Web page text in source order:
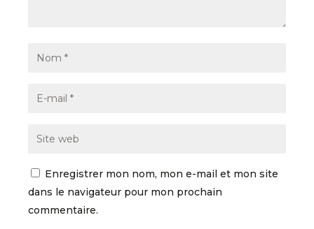
Enregistrer mon nom, mon e-mail et mon site
dans le navigateur pour mon prochain
commentaire.